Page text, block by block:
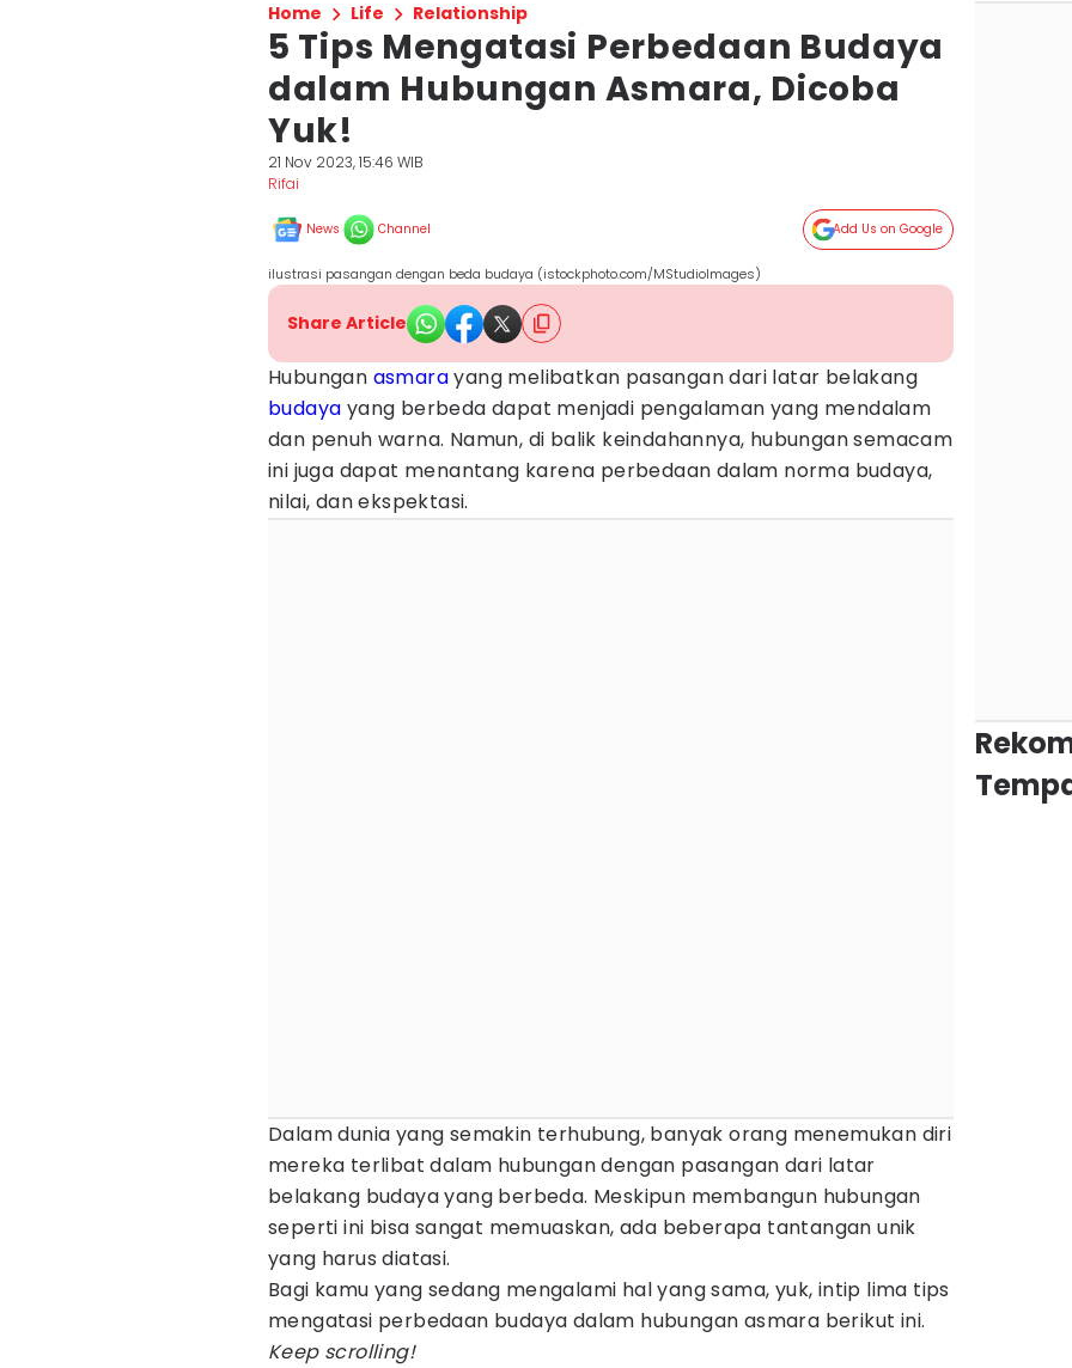
Home Life Relationship
5 Tips Mengatasi Perbedaan Budaya
dalam Hubungan Asmara, Dicoba
Yuk!
21 Nov 2023, 15:46 WIB
Rifai
News Channel Add Us on Google
ilustrasi pasangan dengan beda budaya (istockphoto.com/MStudioImages)
Share Article
Hubungan asmarayang melibatkan pasangan dari latar belakang
budaya yang berbeda dapat menjadi pengalaman yang mendalam
dan penuh warna. Namun, di balik keindahannya, hubungan semacam
ini juga dapat menantang karena perbedaan dalam norma budaya,
nilai, dan ekspektasi.
Dalam dunia yang semakin terhubung, banyak orang menemukan diri
mereka terlibat dalam hubungan dengan pasangan dari latar
belakang budaya yang berbeda. Meskipun membangun hubungan
seperti ini bisa sangat memuaskan, ada beberapa tantangan unik
yang harus diatasi.
Bagi kamu yang sedang mengalami hal yang sama, yuk, intip lima tips
mengatasi perbedaan budaya dalam hubungan asmara berikut ini.
Keep scrolling!